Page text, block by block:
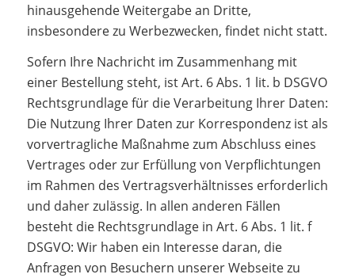
hinausgehende Weitergabe an Dritte,
insbesondere zu Werbezwecken, findet nicht statt.
Sofern Ihre Nachricht im Zusammenhang mit
einer Bestellung steht, ist Art. 6 Abs. 1 lit. b DSGVO
Rechtsgrundlage für die Verarbeitung Ihrer Daten:
Die Nutzung Ihrer Daten zur Korrespondenz ist als
vorvertragliche Maßnahme zum Abschluss eines
Vertrages oder zur Erfüllung von Verpflichtungen
im Rahmen des Vertragsverhältnisses erforderlich
und daher zulässig. In allen anderen Fällen
besteht die Rechtsgrundlage in Art. 6 Abs. 1 lit. f
DSGVO: Wir haben ein Interesse daran, die
Anfragen von Besuchern unserer Webseite zu